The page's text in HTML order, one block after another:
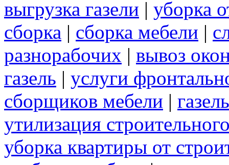
выгрузка газели | уборка
сборка | сборка мебели |
разнорабочих | вывоз
газель | услуги
сборщиков мебели |
утилизация
уборка квартиры от